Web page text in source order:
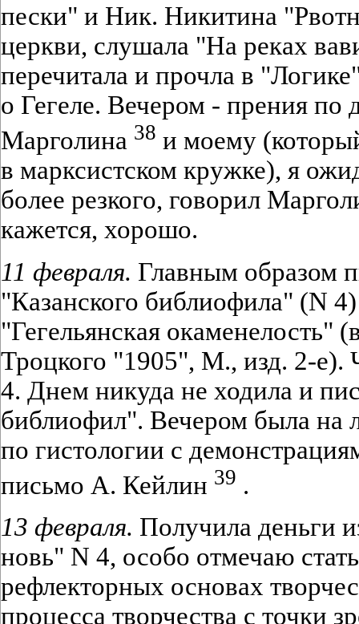
пески" и Ник. Никитина
церкви, слушала "На реках
перечитала и прочла в
о Гегеле. Вечером - прения по
Марголина 38 и моему
в марксистском кружке), я
более резкого, говорил
кажется, хорошо.
11 февраля. Главным образом
"Казанского библиофила" (N
"Гегельянская окаменелость"
Троцкого "1905", М., изд. 2-е).
4. Днем никуда не ходила и
библиофил". Вечером была на
по гистологии с
письмо А. Кейлин 39 .
13 февраля. Получила деньги
новь" N 4, особо отмечаю
рефлекторных основах
процесса творчества с точки